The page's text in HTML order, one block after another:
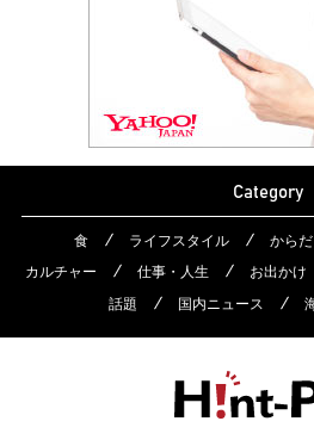
Category
食 ライフスタイル から
カルチャー
仕事・人生 お出かけ
話題
国内ニュース